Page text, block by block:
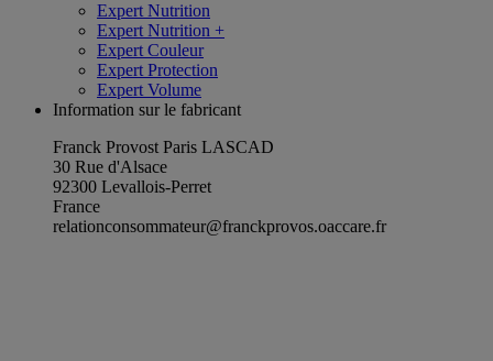
Expert Nutrition
Expert Nutrition +
Expert Couleur
Expert Protection
Expert Volume
Information sur le fabricant
Franck Provost Paris LASCAD
30 Rue d'Alsace
92300 Levallois-Perret
France
relationconsommateur@franckprovos.oaccare.fr